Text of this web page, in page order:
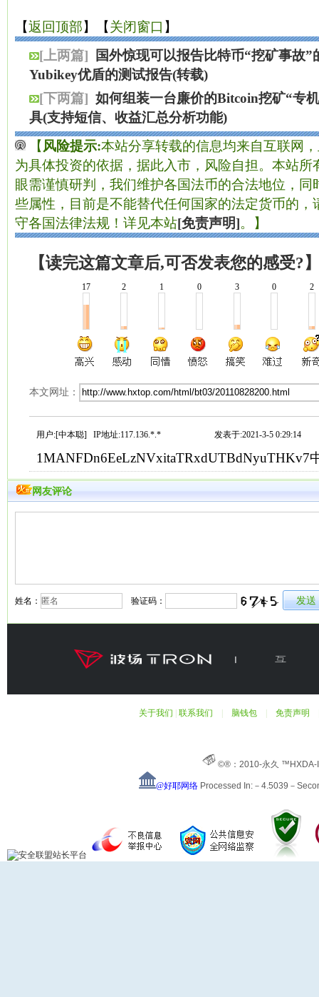
【返回顶部】【关闭窗口 】
[上两篇]
国外惊现可以报告比特币“挖矿事故”
Yubikey优盾的测试报告(转载)
[下两篇] 如何组装一台廉价的Bitcoin挖矿“专
具(支持短信、收益汇总分析功能)
【 风险提示:本站分享转载的信息均来自互联网
为具体投资的依据，据此入市，风险自担。本站所
眼需谨慎研判，我们维护各国法币的合法地位，
些属性，目前是不能替代任何国家的法定货币的，
守各国法律法规！详见本站[免责声明]。】
【读完这篇文章后,可否发表您的感受?
17 2 1 0 3 0 2
本文网址：
用户:[中本聪] IP地址:117.136.*.* 发表于:2021-3-5 0:29:14
1MANFDn6EeLzNVxitaTRxdUTBdNyuTHKv7
网友评论
姓名： 验证码：
关于我们 联系我们 脑钱包 免责声明
©®：2010-永久
@好耶网络 Processed In:－4.5039－